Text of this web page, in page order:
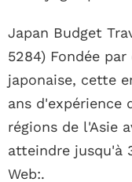
Japan Budget
5284) Fondée
japonaise, cette
ans d'expérience
régions de l'Asie
atteindre jusqu'à
Web:.